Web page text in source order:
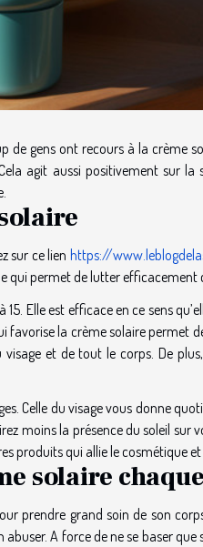
de gens ont recours à la crème
agit aussi positivement sur la
sur ce lien https://
qui permet de lutter efficacement
Elle est efficace en ce sens
la crème solaire permet
et de tout le corps. De
Celle du visage vous donne
moins la présence du soleil sur
produits qui allie le cosmétique
solaire
prendre grand soin de son
abuser. A force de ne se baser